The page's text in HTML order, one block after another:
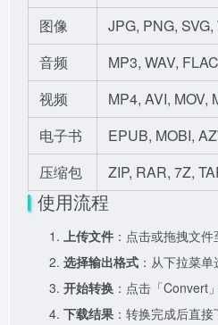
图像
JPG, PNG,
音频
MP3, WAV,
视频
MP4, AVI, MOV,
电子书
EPUB, MOBI,
压缩包
ZIP, RAR, 7Z,
使用流程
上传文件 ：点击或拖拽文
选择输出格式 ：从下拉菜
开始转换 ：点击「Convert
下载结果 ：转换完成后直